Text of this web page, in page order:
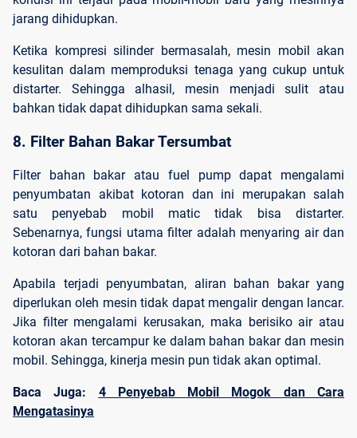
jarang dihidupkan.
Ketika kompresi silinder bermasalah, mesin mobil akan
kesulitan dalam memproduksi tenaga yang cukup untuk
distarter. Sehingga alhasil, mesin menjadi sulit atau
bahkan tidak dapat dihidupkan sama sekali.
8. Filter Bahan Bakar Tersumbat
Filter bahan bakar atau fuel pump dapat mengalami
penyumbatan akibat kotoran dan ini merupakan salah
satu penyebab mobil matic tidak bisa distarter.
Sebenarnya, fungsi utama filter adalah menyaring air dan
kotoran dari bahan bakar.
Apabila terjadi penyumbatan, aliran bahan bakar yang
diperlukan oleh mesin tidak dapat mengalir dengan lancar.
Jika filter mengalami kerusakan, maka berisiko air atau
kotoran akan tercampur ke dalam bahan bakar dan mesin
mobil. Sehingga, kinerja mesin pun tidak akan optimal.
Baca Juga: 4 Penyebab Mobil Mogok dan Cara
Mengatasinya